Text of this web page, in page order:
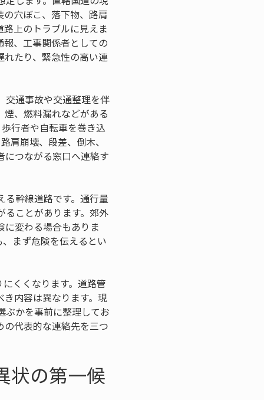
穴ぼこ、落下物、路肩
上のトラブルに見えま
、工事関係者としての
たり、緊急性の高い連
交通事故や交通整理を伴
、燃料漏れなどがある
行者や自転車を巻き込
肩崩壊、段差、倒木、
につながる窓口へ連絡す
る幹線道路です。通行量
ることがあります。郊外
変わる場合もありま
まず危険を伝えるとい
くくなります。道路管
内容は異なります。現
ぶかを事前に整理してお
代表的な連絡先を三つ
状の第一候